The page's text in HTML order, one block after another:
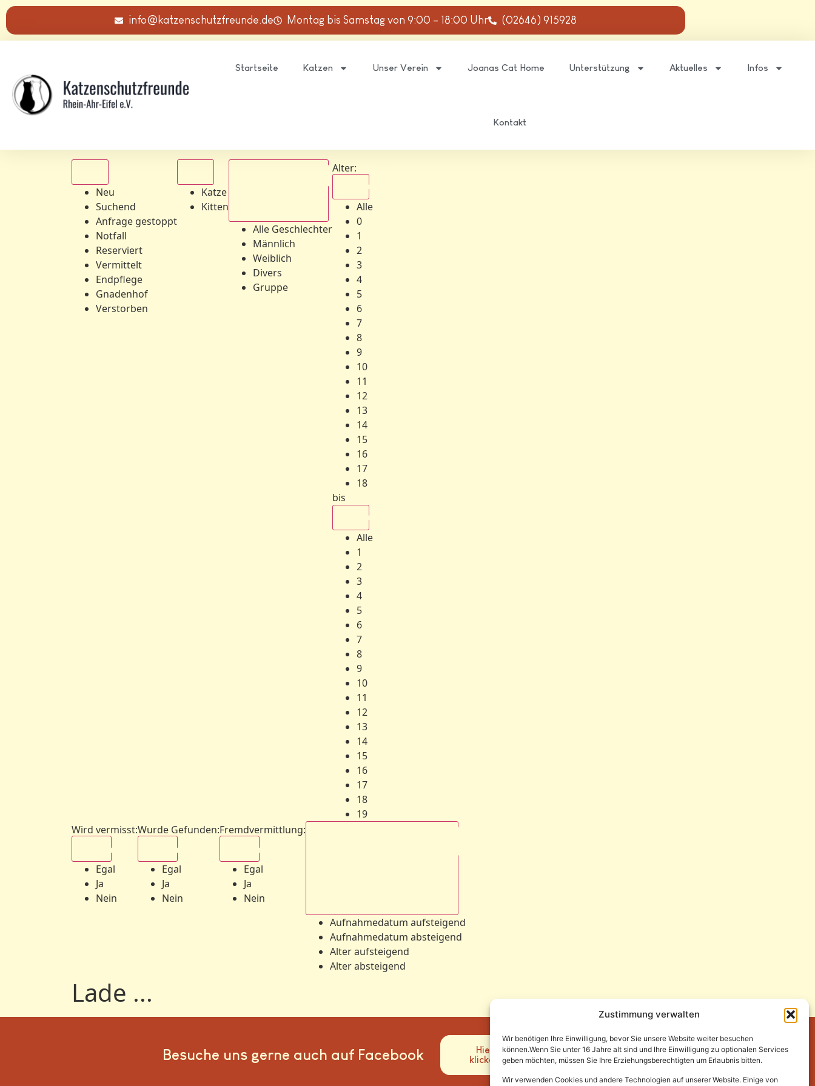
Zustimmung verwalten
Wir benötigen Ihre Einwilligung, bevor Sie unsere Website weiter besuchen
können.Wenn Sie unter 16 Jahre alt sind und Ihre Einwilligung zu optionalen Services
geben möchten, müssen Sie Ihre Erziehungsberechtigten um Erlaubnis bitten.
Wir verwenden Cookies und andere Technologien auf unserer Website. Einige von
info@katzenschutzfreunde.de Montag bis Samstag von 9:00 – 18:00 Uhr (02646) 915928
Startseite Katzen Unser Verein Joanas Cat Home Unterstützung Aktuelles Infos
Kontakt
Neu
Suchend
Anfrage gestoppt
Notfall
Reserviert
Vermittelt
Endpflege
Gnadenhof
Verstorben
Katze
Kitten
Alle Geschlechter
Männlich
Weiblich
Divers
Gruppe
Alter:
Alle
0
1
2
3
4
5
6
7
8
9
10
11
12
13
14
15
16
17
18
bis
Alle
1
2
3
4
5
6
7
8
9
10
11
12
13
14
15
16
17
18
19
Wird vermisst:
Egal
Ja
Nein
Wurde Gefunden:
Egal
Ja
Nein
Fremdvermittlung:
Egal
Ja
Nein
Aufnahmedatum aufsteigend
Aufnahmedatum absteigend
Alter aufsteigend
Alter absteigend
Lade ...
Besuche uns gerne auch auf Facebook
Hier
klicken